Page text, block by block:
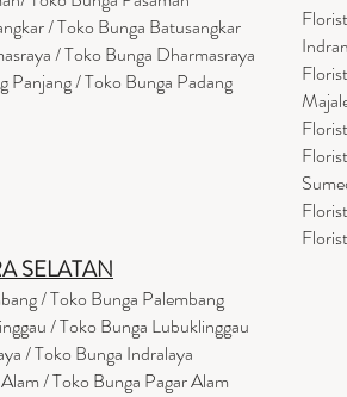
/ Toko Bunga Batusangkar
/ Toko Bunga Dharmasraya
Panjang / Toko Bunga Padang
SELATAN
/ Toko Bunga Palembang
/ Toko Bunga Lubuklinggau
/ Toko Bunga Indralaya
/ Toko Bunga Pagar Alam